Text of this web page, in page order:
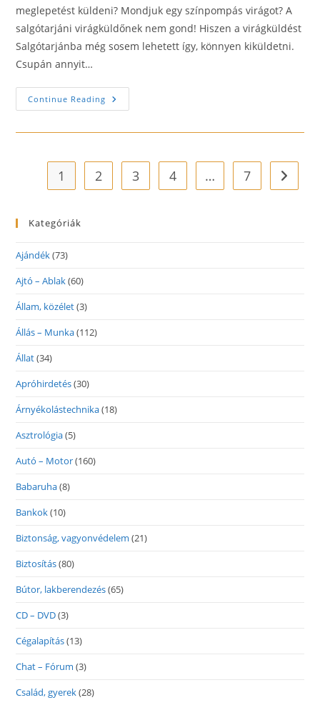
meglepetést küldeni? Mondjuk egy színpompás virágot? A
salgótarjáni virágküldőnek nem gond! Hiszen a virágküldést
Salgótarjánba még sosem lehetett így, könnyen kiküldetni.
Csupán annyit…
Continue Reading Keresse
A
Szolgálatot
1 2 3 4 … 7 Go to
Kategóriák
Ajándék(73)
Ajtó – Ablak(60)
Állam, közélet(3)
Állás – Munka(112)
Állat(34)
Apróhirdetés(30)
Árnyékolástechnika(18)
Asztrológia(5)
Autó – Motor(160)
Babaruha(8)
Bankok(10)
Biztonság, vagyonvédelem (21)
Biztosítás(80)
Bútor, lakberendezés(65)
CD – DVD(3)
Cégalapítás(13)
Chat – Fórum (3)
Család, gyerek(28)